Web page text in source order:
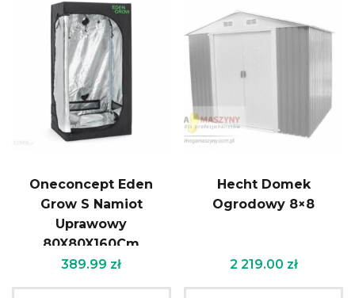
Oneconcept Eden
Grow S Namiot
Uprawowy
80X80X160Cm
389.99 zł
Hecht Domek
Ogrodowy 8×8
2 219.00 zł